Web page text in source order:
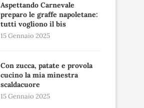
Aspettando Carnevale
preparo le graffe napoletane:
tutti vogliono il bis
15 Gennaio 2025
Con zucca, patate e provola
cucino la mia minestra
scaldacuore
15 Gennaio 2025